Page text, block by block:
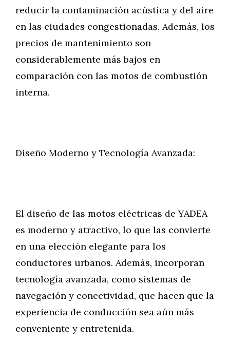
reducir la contaminación acústica y del aire
en las ciudades congestionadas. Además, los
precios de mantenimiento son
considerablemente más bajos en
comparación con las motos de combustión
interna.
Diseño Moderno y Tecnología Avanzada:
El diseño de las motos eléctricas de YADEA
es moderno y atractivo, lo que las convierte
en una elección elegante para los
conductores urbanos. Además, incorporan
tecnología avanzada, como sistemas de
navegación y conectividad, que hacen que la
experiencia de conducción sea aún más
conveniente y entretenida.